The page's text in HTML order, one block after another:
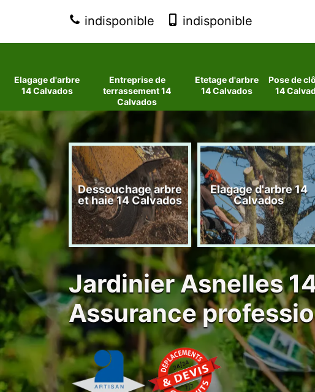
indisponible indisponible
Elagage d'arbre
14 Calvados
Entreprise de
terrassement 14
Calvados
Etetage d'arbre
14 Calvados
Pose de
14
d'arbres
Dessouchage arbre
et haie 14 Calvados
Elagage d'arbre 14
Calvados
Jardinier Asnelles
Assurance